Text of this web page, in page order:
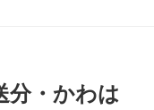
分・かわは